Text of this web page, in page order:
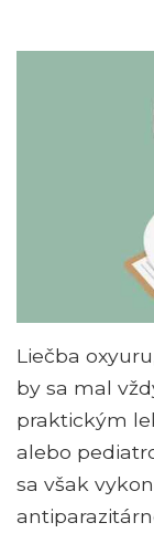
Liečba
by sa mal
praktickým
alebo
sa však